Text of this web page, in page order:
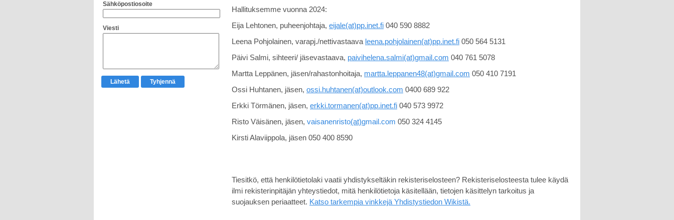
Hallituksemme vuonna 2024:
Eija Lehtonen, puheenjohtaja, eijale(at)pp.inet.fi 040 590 8882
Leena Pohjolainen, varapj./nettivastaava leena.pohjolainen(at)pp.inet.fi 050 564 5131
Päivi Salmi, sihteeri/ jäsevastaava, paivihelena.salmi(at)gmail.com 040 761 5078
Martta Leppänen, jäsen/rahastonhoitaja, martta.leppanen48(at)gmail.com 050 410 7191
Ossi Huhtanen, jäsen, ossi.huhtanen(at)outlook.com 0400 689 922
Erkki Törmänen, jäsen, erkki.tormanen(at)pp.inet.fi 040 573 9972
Risto Väisänen, jäsen, vaisanenristo(at)gmail.com 050 324 4145
Kirsti Alaviippola, jäsen 050 400 8590
Tiesitkö, että henkilötietolaki vaatii yhdistykseltäkin rekisteriselosteen? Rekisteriselosteesta tulee käydä
ilmi rekisterinpitäjän yhteystiedot, mitä henkilötietoja käsitellään, tietojen käsittelyn tarkoitus ja
suojauksen periaatteet. Katso tarkempia vinkkejä Yhdistystiedon Wikistä.
Sähköpostiosoite
Viesti